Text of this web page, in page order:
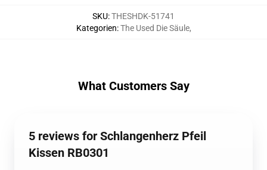
SKU:THESHDK-51741
Kategorien:The Used Die Säule,
What Customers Say
5 reviews for Schlangenherz Pfeil
Kissen RB0301